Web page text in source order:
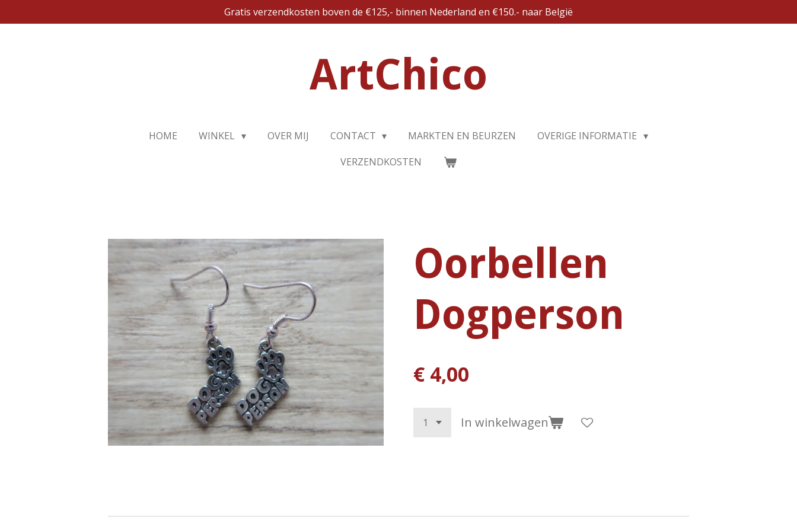
direct
Gratis verzendkosten boven de €125,- binnen Nederland en €150.- naar België
ArtChico
HOME WINKEL OVER MIJ CONTACT MARKTEN EN BEURZEN
OVERIGE INFORMATIE
VERZENDKOSTEN
Oorbellen
Dogperson
€ 4,00
In winkelwagen